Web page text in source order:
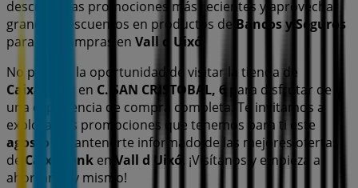
descubrir las promociones más recientes y aprovechar
grandes descuentos en productos de Bancos y Seguros
para tus compras en Vall d Uixó
No pierdas la oportunidad de visitar la tienda de
CaixaBank
en C. SAN CRISTOBAL, 6
para disfrutar de
una experiencia de compra completa. Te invitamos a
explorar las promociones que tenemos para ti este
agosto y mantenerte informado de las mejores ofertas
de CaixaBank en Vall d Uixó . ¡Visítanos y empieza a
ahorrar hoy mismo!